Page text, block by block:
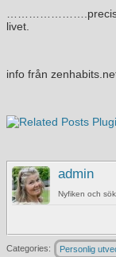
………………….precis
livet.
info från
admin
Nyfiken och
Categories: Personlig